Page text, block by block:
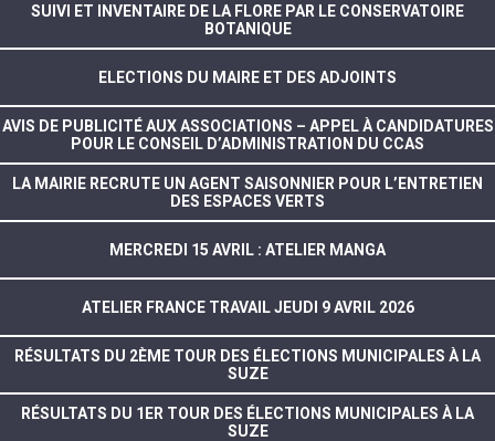
SUIVI ET INVENTAIRE DE LA FLORE PAR LE CONSERVATOIRE
BOTANIQUE
ELECTIONS DU MAIRE ET DES ADJOINTS
AVIS DE PUBLICITÉ AUX ASSOCIATIONS – APPEL À CANDIDATURES
POUR LE CONSEIL D’ADMINISTRATION DU CCAS
LA MAIRIE RECRUTE UN AGENT SAISONNIER POUR L’ENTRETIEN
DES ESPACES VERTS
MERCREDI 15 AVRIL : ATELIER MANGA
ATELIER FRANCE TRAVAIL JEUDI 9 AVRIL 2026
RÉSULTATS DU 2ÈME TOUR DES ÉLECTIONS MUNICIPALES À LA
SUZE
RÉSULTATS DU 1ER TOUR DES ÉLECTIONS MUNICIPALES À LA
SUZE